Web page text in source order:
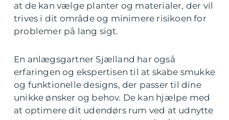
at de kan vælge planter og materialer, der vil
trives i dit område og minimere risikoen for
problemer på lang sigt.
En anlægsgartner Sjælland har også
erfaringen og ekspertisen til at skabe smukke
og funktionelle designs, der passer til dine
unikke ønsker og behov. De kan hjælpe med
at optimere dit udendørs rum ved at udnytte